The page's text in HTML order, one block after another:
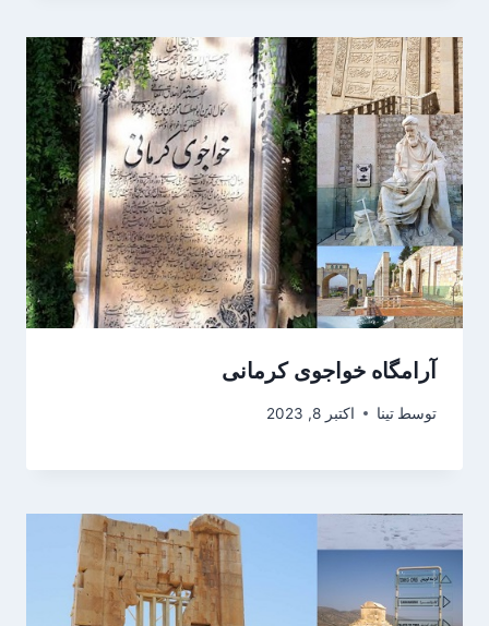
آرامگاه خواجوی کرمانی
توسط تینا اکتبر 8, 2023